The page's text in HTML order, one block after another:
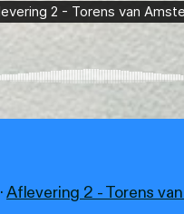
·Aflevering 2 - Torens